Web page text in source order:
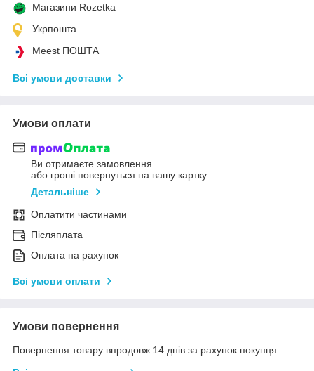
Магазини Rozetka
Укрпошта
Meest ПОШТА
Всі умови доставки
Умови оплати
Ви отримаєте замовлення
або гроші повернуться на вашу картку
Детальніше
Оплатити частинами
Післяплата
Оплата на рахунок
Всі умови оплати
Умови повернення
Повернення товару впродовж 14 днів за рахунок покупця